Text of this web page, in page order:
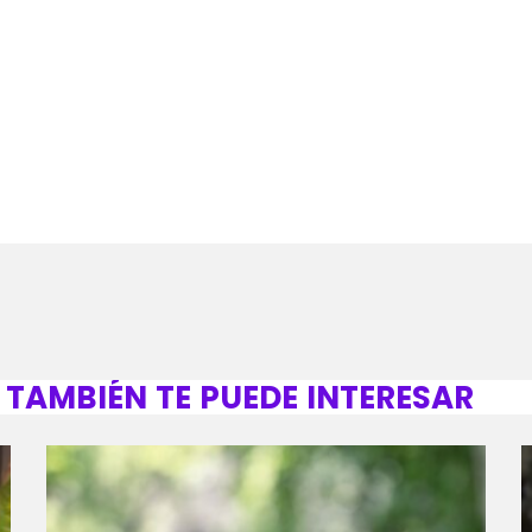
TAMBIÉN TE PUEDE INTERESAR
- Inicio